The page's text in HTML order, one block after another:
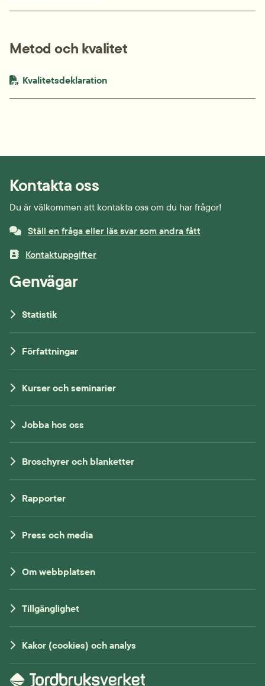
Metod och kvalitet
PDF-fil.
Kvalitetsdeklarationpdf, 708.6 kB.
Kontakta oss
Du är välkommen att kontakta oss om du har frågor!
Ställ en fråga eller läs svar som andra fått
Kontaktuppgifter
Genvägar
Statistik
Författningar
Kurser och seminarier
Jobba hos oss
Broschyrer och blanketter
Rapporter
Press och media
Om webbplatsen
Tillgänglighet
Kakor (cookies) och analys